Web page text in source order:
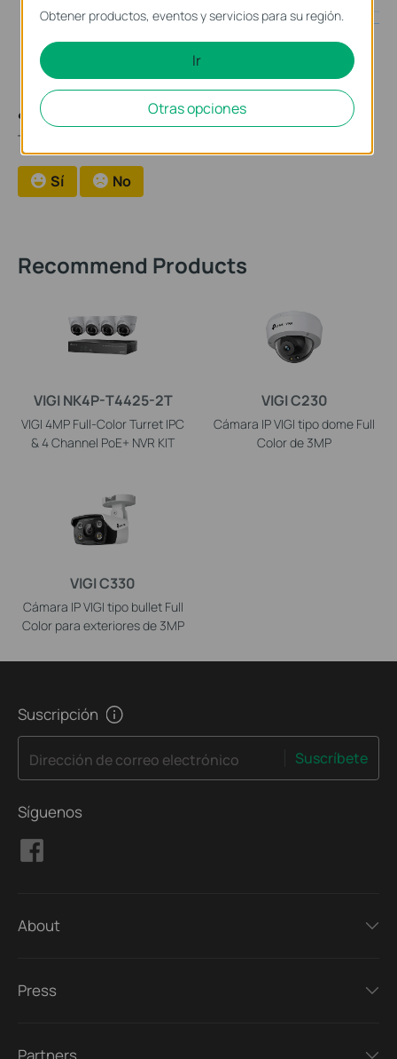
¿Es útil este artículo?
Tus comentarios nos ayudan a mejorar esta web.
Sí No
Recommend Products
VIGI NK4P-T4425-2T
VIGI 4MP Full-Color Turret IPC
& 4 Channel PoE+ NVR KIT
VIGI C230
Cámara IP VIGI tipo dome Full
Color de 3MP
VIGI C330
Cámara IP VIGI tipo bullet Full
Color para exteriores de 3MP
Suscripción
Dirección de correo electrónico Suscríbete
Síguenos
About
Press
Obtener productos, eventos y servicios para su región.
Ir
Otras opciones